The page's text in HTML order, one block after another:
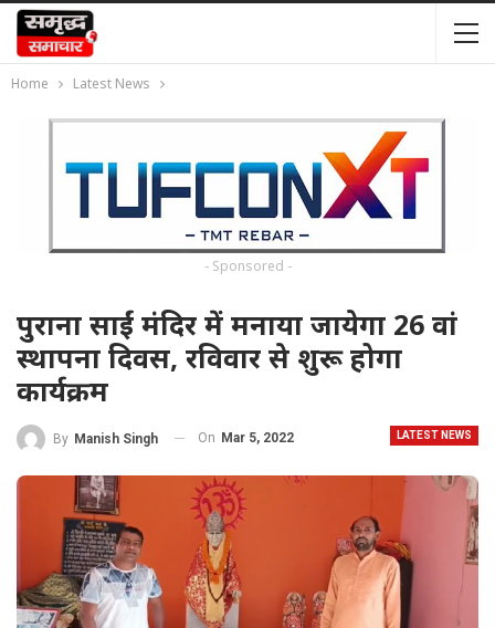
Home Latest News
- Sponsored -
पुराना साईं मंदिर में मनाया जायेगा 26 वां
स्थापना दिवस, रविवार से शुरू होगा
कार्यक्रम
LATEST NEWS
By Manish Singh On Mar 5, 2022